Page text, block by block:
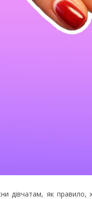
дівчатам, як правило,